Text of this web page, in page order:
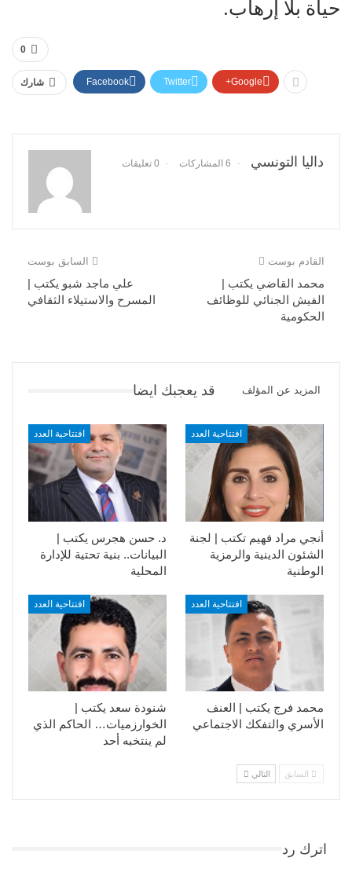
حياة بلا إرهاب.
0
شارك Facebook Twitter Google+
داليا التونسي 6 المشاركات 0 تعليقات
السابق بوست
علي ماجد شبو يكتب |
المسرح والاستيلاء الثقافي
القادم بوست
محمد القاضي يكتب |
الفيش الجنائي للوظائف
الحكومية
قد يعجبك ايضا المزيد عن المؤلف
افتتاحية العدد
د. حسن هجرس يكتب |
البيانات.. بنية تحتية للإدارة
المحلية
افتتاحية العدد
أنجي مراد فهيم تكتب | لجنة
الشئون الدينية والرمزية
الوطنية
افتتاحية العدد
شنودة سعد يكتب |
الخوارزميات… الحاكم الذي
لم ينتخبه أحد
افتتاحية العدد
محمد فرج يكتب | العنف
الأسري والتفكك الاجتماعي
السابق التالي
اترك رد